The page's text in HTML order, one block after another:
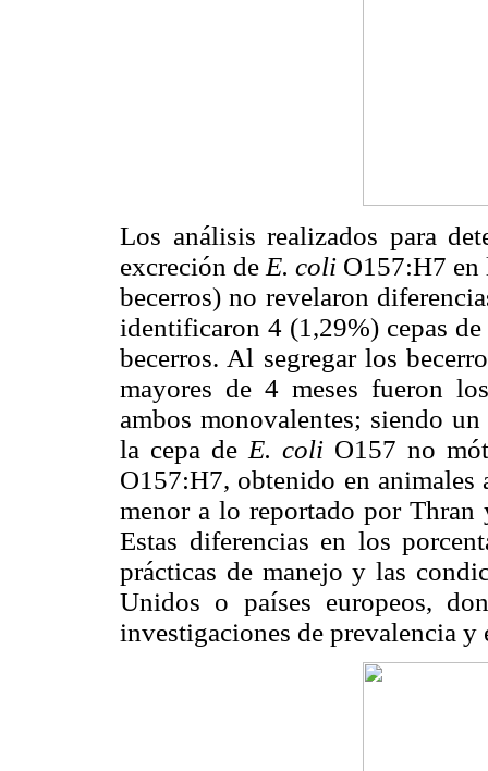
Los análisis realizados para
excreción de E. coli O157:H7 en
becerros) no revelaron
identificaron 4 (1,29%) cepas de
becerros. Al segregar los
mayores de 4 meses fueron
ambos monovalentes; siendo
la cepa de E. coliO157 no
O157:H7, obtenido en animales
menor a lo reportado por
Estas diferencias en los
prácticas de manejo y las
Unidos o países europeos,
investigaciones de prevalencia